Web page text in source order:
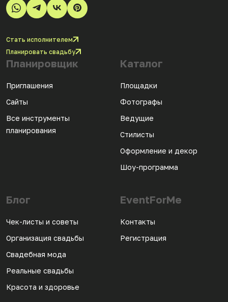
Стать исполнителем
Планировать свадьбу
Планировщик
Приглашения
Сайты
Все инструменты
планирования
Каталог
Площадки
Фотографы
Ведущие
Стилисты
Оформление и декор
Шоу-программа
Блог
Чек-листы и советы
Организация свадьбы
Свадебная мода
Реальные свадьбы
Красота и здоровье
EventForMe
Контакты
Регистрация